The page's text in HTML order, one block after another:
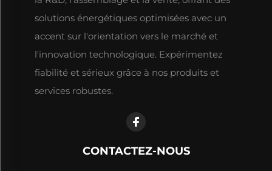
solutions énergétiques optimisées avec un
accent sur l'orientation vers le marché et
l'innovation technologique. Expérimentez
fiabilité et sérieux grâce à nos produits et
services robustes.
CONTACTEZ-NOUS